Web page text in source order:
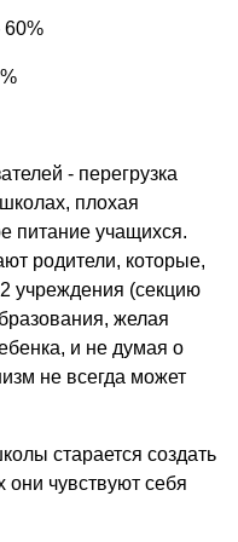
60%
- перегрузка
плохая
питание учащихся.
родители, которые,
учреждения (секцию
желая
и не думая о
не всегда может
старается создать
чувствуют себя